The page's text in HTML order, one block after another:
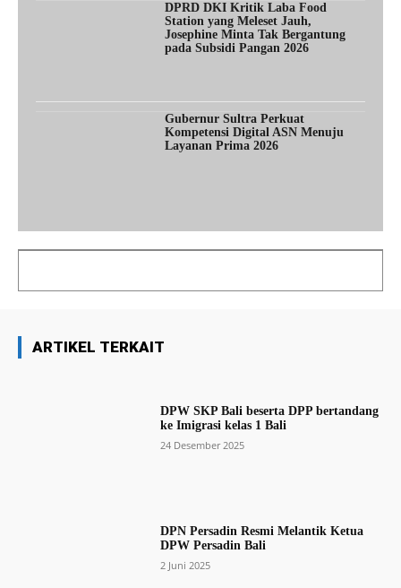
DPRD DKI Kritik Laba Food
Station yang Meleset Jauh,
Josephine Minta Tak Bergantung
pada Subsidi Pangan 2026
Gubernur Sultra Perkuat
Kompetensi Digital ASN Menuju
Layanan Prima 2026
ARTIKEL TERKAIT
DPW SKP Bali beserta DPP bertandang
ke Imigrasi kelas 1 Bali
24 Desember 2025
DPN Persadin Resmi Melantik Ketua
DPW Persadin Bali
2 Juni 2025